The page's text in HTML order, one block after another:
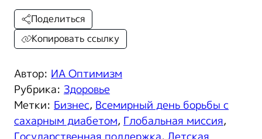
Автор: ИА Оптимизм
Рубрика: Здоровье
Метки: Бизнес, Всемирный день борьбы с
сахарным диабетом, Глобальная миссия,
Поделиться
Копировать ссылку